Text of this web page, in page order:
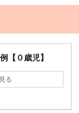
【０歳児】
る